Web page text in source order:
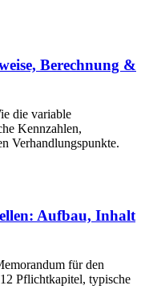
Berechnung &
die variable
Kennzahlen,
Verhandlungspunkte.
Aufbau, Inhalt
für den
Pflichtkapitel, typische